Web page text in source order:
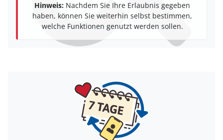
Hinweis: Nachdem Sie Ihre Erlaubnis gegeben
haben, können Sie weiterhin selbst bestimmen,
welche Funktionen genutzt werden sollen.